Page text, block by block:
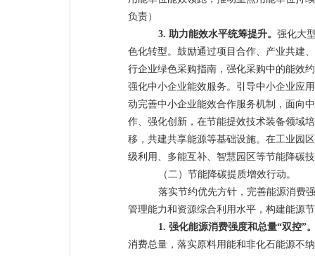
负责）
3. 助力能效水平统筹提升。 强化大
色化转型。鼓励通过项目合作、产业共建
行企业绿色采购指南，强化采购中的能效
强化中小企业能效服务。引导中小企业应
动完善中小企业能效合作服务机制，面向
作、强化创新，在节能提效技术装备领域
移，共建共享能源等基础设施。在工业园
级利用、多能互补、智慧园区等节能降碳
（二）节能降碳提质增效行动。
落实节约优先方针，完善能源消费
管理能力和资源综合利用水平，构建能源
1. 强化能源消费强度和总量“双控”
消费总量，落实原料用能和非化石能源不